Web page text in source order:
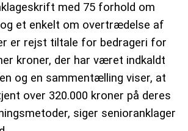
med 75 forhold om
et enkelt om overtrædelse af
er rejst tiltale for bedrageri for
kroner, der har været indkaldt
og en sammentælling viser, at
over 320.000 kroner på deres
siger senioranklager